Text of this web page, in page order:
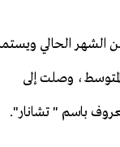
الشهر الحالي
وصلت إلى
باسم " تشانار".